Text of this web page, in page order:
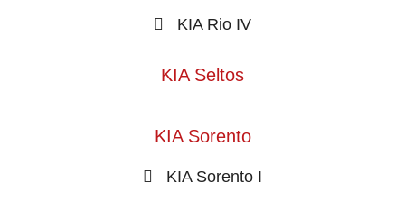
KIA Rio IV
KIA Seltos
KIA Sorento
KIA Sorento I